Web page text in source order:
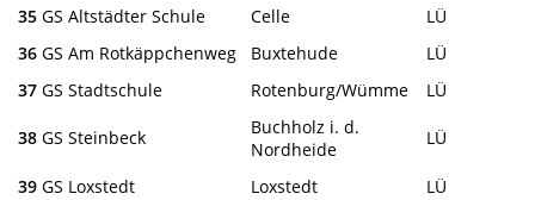
35 GS Altstädter Schule Celle
LÜ
36 GS Am Rotkäppchenweg Buxtehude
LÜ
37 GS Stadtschule Rotenburg/Wümme LÜ
38 GS Steinbeck
Buchholz i. d.
Nordheide
LÜ
39 GS Loxstedt Loxstedt LÜ